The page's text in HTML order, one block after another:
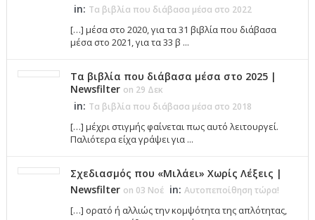
in: Τα βιβλία που διάβασα μέσα στο 2022
[…] μέσα στο 2020, για τα 31 βιβλία που διάβασα
μέσα στο 2021, για τα 33 β ...
Τα βιβλία που διάβασα μέσα στο 2025 |
Newsfilter on 29 Δεκ
in: Τα βιβλία που διάβασα μέσα στο 2018
[…] μέχρι στιγμής φαίνεται πως αυτό λειτουργεί.
Παλιότερα είχα γράψει για ...
Σχεδιασμός που «Μιλάει» Χωρίς Λέξεις |
Newsfilter on 03 Νοέ in: Αυτοπεποίθηση τώρα!
[…] ορατό ή αλλιώς την κομψότητα της απλότητας,